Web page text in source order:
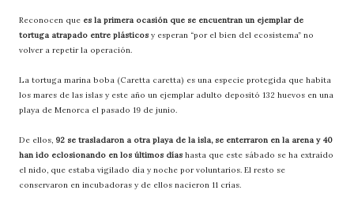
Reconocen que es la primera ocasión que se encuentran un ejemplar de
tortuga atrapado entre plásticos y esperan “por el bien del ecosistema” no
volver a repetir la operación.
La tortuga marina boba (Caretta caretta) es una especie protegida que habita
los mares de las islas y este año un ejemplar adulto depositó 132 huevos en una
playa de Menorca el pasado 19 de junio.
De ellos, 92 se trasladaron a otra playa de la isla, se enterraron en la arena y 40
han ido eclosionando en los últimos días hasta que este sábado se ha extraído
el nido, que estaba vigilado día y noche por voluntarios. El resto se
conservaron en incubadoras y de ellos nacieron 11 crías.